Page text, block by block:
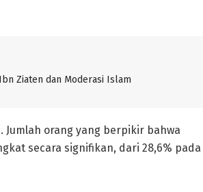
Ziaten dan Moderasi Islam
Jumlah orang yang berpikir bahwa
secara signifikan, dari 28,6% pada